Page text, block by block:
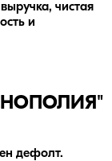
чистая
и
дефолт.